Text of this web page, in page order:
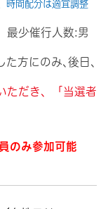
時間配分は適宜調整
少催行人数:男
方にのみ､後日､
ただき、「当選者
のみ参加可能